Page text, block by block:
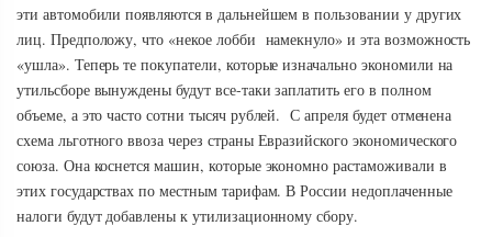
эти автомобили появляются в дальнейшем в пользовании у других
лиц. Предположу, что «некое лобби намекнуло» и эта возможность
«ушла». Теперь те покупатели, которые изначально экономили на
утильсборе вынуждены будут все-таки заплатить его в полном
объеме, а это часто сотни тысяч рублей. С апреля будет отменена
схема льготного ввоза через страны Евразийского экономического
союза. Она коснется машин, которые экономно растаможивали в
этих государствах по местным тарифам. В России недоплаченные
налоги будут добавлены к утилизационному сбору.